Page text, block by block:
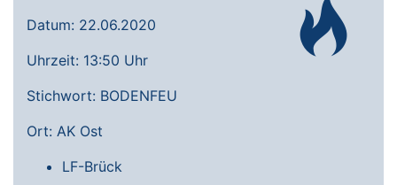
Datum: 22.06.2020
Uhrzeit: 13:50 Uhr
Stichwort: BODENFEU
Ort: AK Ost
LF-Brück